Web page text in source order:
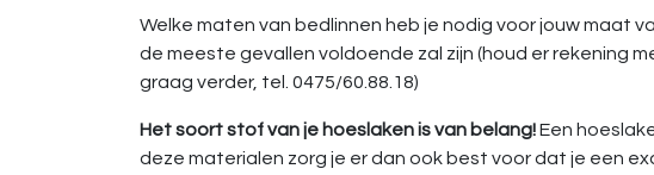
Welke maten van bedlinnen heb je nodig voor jouw maat
de meeste gevallen voldoende zal zijn (houd er rekening
graag verder, tel. 0475/60.88.18)
Het soort stof van je hoeslaken is van belang!Een
deze materialen zorg je er dan ook best voor dat je een